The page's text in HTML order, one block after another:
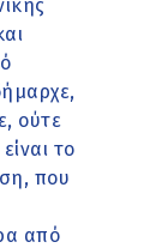
ούτε
το
που
από